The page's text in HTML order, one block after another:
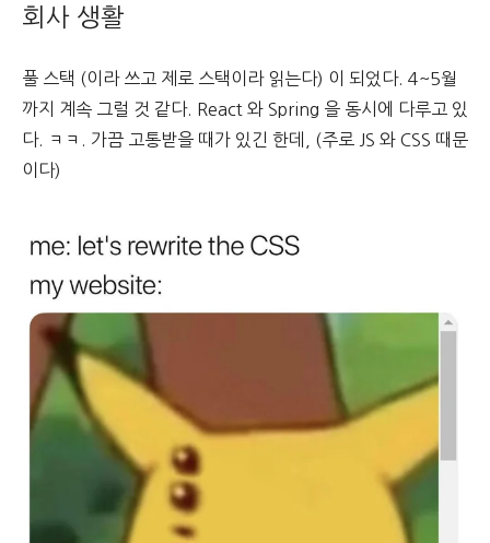
회사 생활
풀 스택 (이라 쓰고 제로 스택이라 읽는다) 이 되었다. 4~5월
까지 계속 그럴 것 같다. React 와 Spring 을 동시에 다루고 있
다. ㅋㅋ. 가끔 고통받을 때가 있긴 한데, (주로 JS 와 CSS 때문
이다)